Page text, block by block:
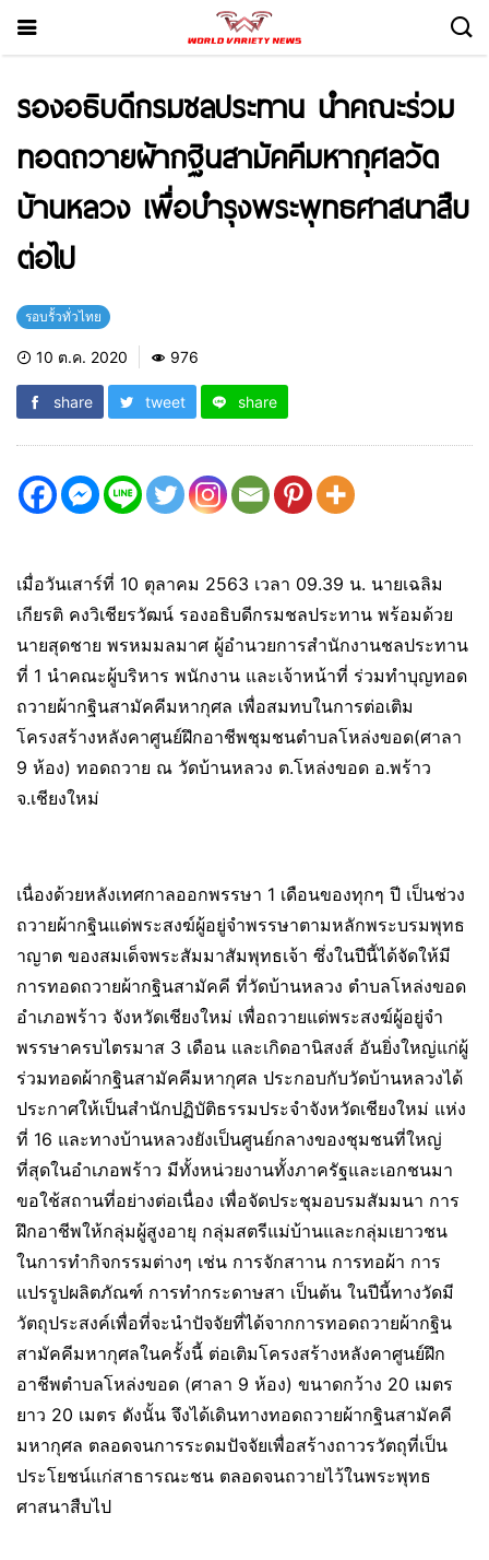
รองอธิบดีกรมชลประทาน นำคณะร่วม
ทอดถวายผ้ากฐินสามัคคีมหากุศลวัด
บ้านหลวง เพื่อบำรุงพระพุทธศาสนาสืบ
ต่อไป
รอบรั้วทั่วไทย
10 ต.ค. 2020 976
share tweet share
เมื่อวันเสาร์ที่ 10 ตุลาคม 2563 เวลา 09.39 น. นายเฉลิม
เกียรติ คงวิเชียรวัฒน์ รองอธิบดีกรมชลประทาน พร้อมด้วย
นายสุดชาย พรหมมลมาศ ผู้อำนวยการสำนักงานชลประทาน
ที่ 1 นำคณะผู้บริหาร พนักงาน และเจ้าหน้าที่ ร่วมทำบุญทอด
ถวายผ้ากฐินสามัคคีมหากุศล เพื่อสมทบในการต่อเติม
โครงสร้างหลังคาศูนย์ฝึกอาชีพชุมชนตำบลโหล่งขอด(ศาลา
9 ห้อง) ทอดถวาย ณ วัดบ้านหลวง ต.โหล่งขอด อ.พร้าว
จ.เชียงใหม่
เนื่องด้วยหลังเทศกาลออกพรรษา 1 เดือนของทุกๆ ปี เป็นช่วง
ถวายผ้ากฐินแด่พระสงฆ์ผู้อยู่จำพรรษาตามหลักพระบรมพุทธ
าญาต ของสมเด็จพระสัมมาสัมพุทธเจ้า ซึ่งในปีนี้ได้จัดให้มี
การทอดถวายผ้ากฐินสามัคคี ที่วัดบ้านหลวง ตำบลโหล่งขอด
อำเภอพร้าว จังหวัดเชียงใหม่ เพื่อถวายแด่พระสงฆ์ผู้อยู่จำ
พรรษาครบไตรมาส 3 เดือน และเกิดอานิสงส์ อันยิ่งใหญ่แก่ผู้
ร่วมทอดผ้ากฐินสามัคคีมหากุศล ประกอบกับวัดบ้านหลวงได้
ประกาศให้เป็นสำนักปฏิบัติธรรมประจำจังหวัดเชียงใหม่ แห่ง
ที่ 16 และทางบ้านหลวงยังเป็นศูนย์กลางของชุมชนที่ใหญ่
ที่สุดในอำเภอพร้าว มีทั้งหน่วยงานทั้งภาครัฐและเอกชนมา
ขอใช้สถานที่อย่างต่อเนื่อง เพื่อจัดประชุมอบรมสัมมนา การ
ฝึกอาชีพให้กลุ่มผู้สูงอายุ กลุ่มสตรีแม่บ้านและกลุ่มเยาวชน
ในการทำกิจกรรมต่างๆ เช่น การจักสาาน การทอผ้า การ
แปรรูปผลิตภัณฑ์ การทำกระดาษสา เป็นต้น ในปีนี้ทางวัดมี
วัตถุประสงค์เพื่อที่จะนำปัจจัยที่ได้จากการทอดถวายผ้ากฐิน
สามัคคีมหากุศลในครั้งนี้ ต่อเติมโครงสร้างหลังคาศูนย์ฝึก
อาชีพตำบลโหล่งขอด (ศาลา 9 ห้อง) ขนาดกว้าง 20 เมตร
ยาว 20 เมตร ดังนั้น จึงได้เดินทางทอดถวายผ้ากฐินสามัคคี
มหากุศล ตลอดจนการระดมปัจจัยเพื่อสร้างถาวรวัตถุที่เป็น
ประโยชน์แก่สาธารณะชน ตลอดจนถวายไว้ในพระพุทธ
ศาสนาสืบไป